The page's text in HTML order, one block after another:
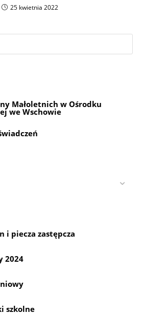
25 kwietnia 2022
Małoletnich w Ośrodku
we Wschowie
i piecza zastępcza
2024
szkolne